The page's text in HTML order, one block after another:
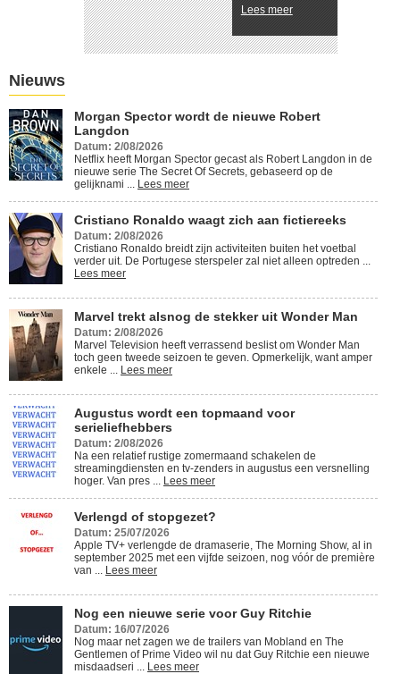
Lees meer
Nieuws
Morgan Spector wordt de nieuwe Robert
Langdon
Datum: 2/08/2026
Netflix heeft Morgan Spector gecast als Robert Langdon in de
nieuwe serie The Secret Of Secrets, gebaseerd op de
gelijknami ... Lees meer
Cristiano Ronaldo waagt zich aan fictiereeks
Datum: 2/08/2026
Cristiano Ronaldo breidt zijn activiteiten buiten het voetbal
verder uit. De Portugese sterspeler zal niet alleen optreden ...
Lees meer
Marvel trekt alsnog de stekker uit Wonder Man
Datum: 2/08/2026
Marvel Television heeft verrassend beslist om Wonder Man
toch geen tweede seizoen te geven. Opmerkelijk, want amper
enkele ... Lees meer
Augustus wordt een topmaand voor
serieliefhebbers
Datum: 2/08/2026
Na een relatief rustige zomermaand schakelen de
streamingdiensten en tv-zenders in augustus een versnelling
hoger. Van pres ... Lees meer
Verlengd of stopgezet?
Datum: 25/07/2026
Apple TV+ verlengde de dramaserie, The Morning Show, al in
september 2025 met een vijfde seizoen, nog vóór de première
van ... Lees meer
Nog een nieuwe serie voor Guy Ritchie
Datum: 16/07/2026
Nog maar net zagen we de trailers van Mobland en The
Gentlemen of Prime Video wil nu dat Guy Ritchie een nieuwe
misdaadseri ... Lees meer